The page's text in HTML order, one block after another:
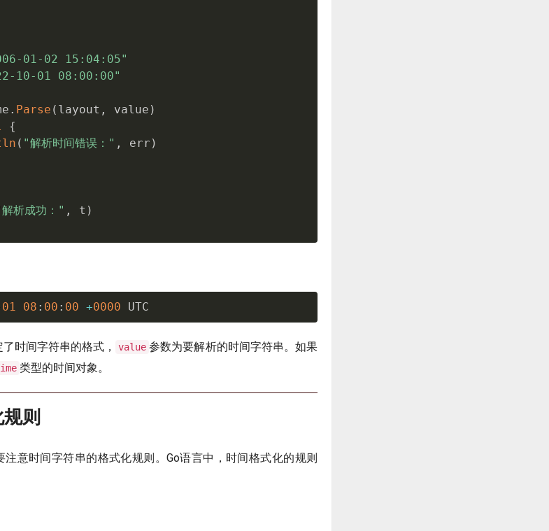
01-02 15:04:05"
10-01 08:00:00"
. Parse ( layout , value )
{
( "解析时间错误：" , err )
析成功：" , t )
01 08 : 00 : 00 +0000 UTC
时间字符串的格式， value 参数为要解析的时间字符串。如果
类型的时间对象。
则
注意时间字符串的格式化规则。Go语言中，时间格式化的规则